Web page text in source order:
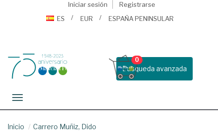
Iniciar sesión
Registrarse
ES
EUR ESPAÑA PENINSULAR
Busqueda avanzada
0
Toggle navigation
Inicio Carrero Muñiz, Dido